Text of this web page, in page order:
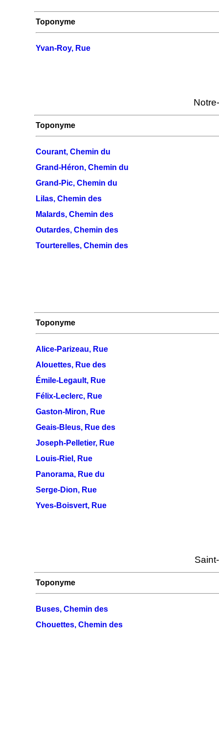
Toponyme
Yvan-Roy, Rue
Toponyme
Courant, Chemin du
Grand-Héron, Chemin du
Grand-Pic, Chemin du
Lilas, Chemin des
Malards, Chemin des
Outardes, Chemin des
Tourterelles, Chemin des
Toponyme
Alice-Parizeau, Rue
Alouettes, Rue des
Émile-Legault, Rue
Félix-Leclerc, Rue
Gaston-Miron, Rue
Geais-Bleus, Rue des
Joseph-Pelletier, Rue
Louis-Riel, Rue
Panorama, Rue du
Serge-Dion, Rue
Yves-Boisvert, Rue
Toponyme
Buses, Chemin des
Chouettes, Chemin des